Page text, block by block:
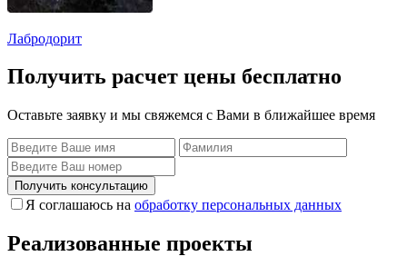
Лабродорит
Получить расчет цены бесплатно
Оставьте заявку и мы свяжемся с Вами в ближайшее время
Получить консультацию
Я соглашаюсь на обработку персональных данных
Реализованные проекты